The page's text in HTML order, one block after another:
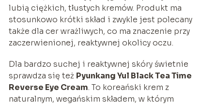
lubią ciężkich, tłustych kremów. Produkt ma
stosunkowo krótki skład i zwykle jest polecany
także dla cer wrażliwych, co ma znaczenie przy
zaczerwienionej, reaktywnej okolicy oczu.
Dla bardzo suchej i reaktywnej skóry świetnie
sprawdza się też Pyunkang Yul Black Tea Time
Reverse Eye Cream. To koreański krem z
naturalnym, wegańskim składem, w którym